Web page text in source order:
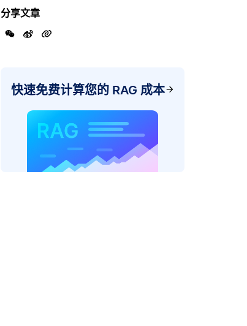
分享文章
快速免费计算您的 RAG 成本